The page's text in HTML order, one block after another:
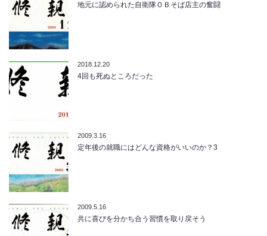
地元に認められた自衛隊ＯＢそば店主の奮闘
2018.12.20
4回も死ぬところだった
2009.3.16
定年後の就職にはどんな資格がいいのか？3
2009.5.16
共に喜びを分かち合う習慣を取り戻そう